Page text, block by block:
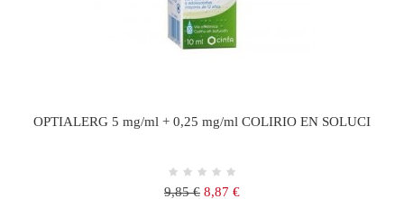
OPTIALERG 5 mg/ml + 0,25 mg/ml COLIRIO EN SOLUCI
Precio
9,85 € Precio
8,87 €